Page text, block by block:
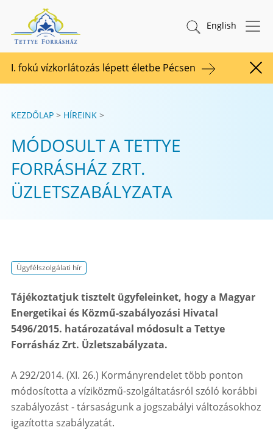
Tovább a tartalomhoz
TETTYE FORRÁSHÁZ Zrt. Keresés indítása
English
I. fokú vízkorlátozás lépett életbe Pécsen
KEZDŐLAP HÍREINK
MÓDOSULT A TETTYE
FORRÁSHÁZ ZRT.
ÜZLETSZABÁLYZATA
Ügyfélszolgálati hír
Tájékoztatjuk tisztelt ügyfeleinket, hogy a Magyar
Energetikai és Közmű-szabályozási Hivatal
5496/2015. határozatával módosult a Tettye
Forrásház Zrt. Üzletszabályzata.
A 292/2014. (XI. 26.) Kormányrendelet több ponton
módosította a víziközmű-szolgáltatásról szóló korábbi
szabályozást - társaságunk a jogszabályi változásokhoz
igazította szabályzatát.